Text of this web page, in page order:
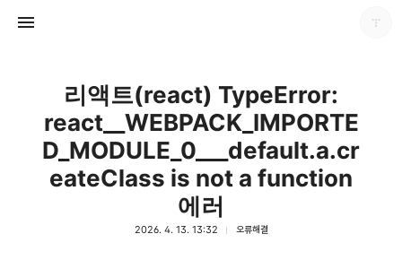
리액트(react) TypeError:
react__WEBPACK_IMPORTE
D_MODULE_0___default.a.cr
eateClass is not a function
에러
2026. 4. 13. 13:32 오류해결
다용도 개인블로그